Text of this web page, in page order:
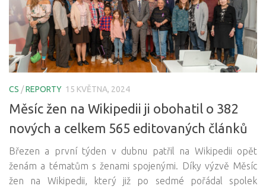
CS /REPORTY 15 KVĚTNA, 2024
Měsíc žen na Wikipedii ji obohatil o 382
nových a celkem 565 editovaných článků
Březen a první týden v dubnu patřil na Wikipedii opět
ženám a tématům s ženami spojenými. Díky výzvě Měsíc
žen na Wikipedii, který již po sedmé pořádal spolek